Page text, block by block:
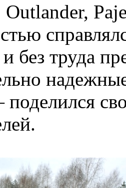
без труда